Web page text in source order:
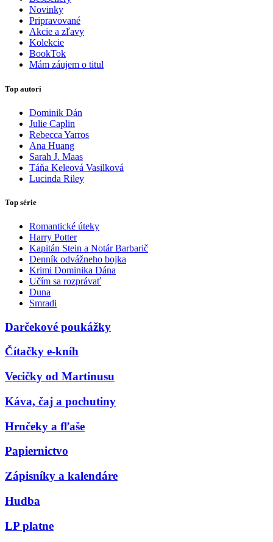
Novinky
Pripravované
Akcie a zľavy
Kolekcie
BookTok
Mám záujem o titul
Top autori
Dominik Dán
Julie Caplin
Rebecca Yarros
Ana Huang
Sarah J. Maas
Táňa Keleová Vasilková
Lucinda Riley
Top série
Romantické úteky
Harry Potter
Kapitán Stein a Notár Barbarič
Denník odvážneho bojka
Krimi Dominika Dána
Učím sa rozprávať
Duna
Smradi
Darčekové poukážky
Čítačky e-kníh
Vecičky od Martinusu
Káva, čaj a pochutiny
Hrnčeky a fľaše
Papiernictvo
Zápisníky a kalendáre
Hudba
LP platne